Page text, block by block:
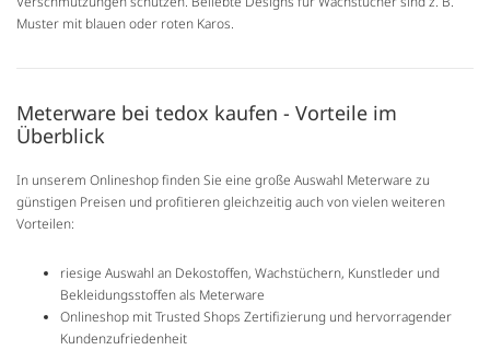
Muster mit blauen oder roten Karos.
Meterware bei tedox kaufen - Vorteile im
Überblick
In unserem Onlineshop finden Sie eine große Auswahl Meterware zu
günstigen Preisen und profitieren gleichzeitig auch von vielen weiteren
Vorteilen:
riesige Auswahl an Dekostoffen, Wachstüchern, Kunstleder und
Bekleidungsstoffen als Meterware
Onlineshop mit Trusted Shops Zertifizierung und hervorragender
Kundenzufriedenheit